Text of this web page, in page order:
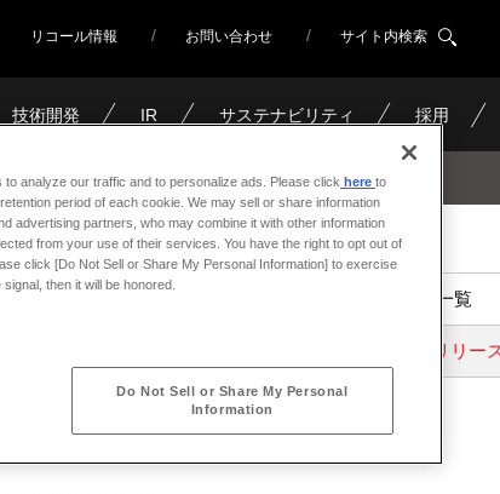
リコール情報 お問い合わせ サイト内検索
技術開発 IR サステナビリティ 採用
ニュース一覧
プレスリリー
analyze our traffic and to personalize ads. Please click here to
period of each cookie. We may sell or share information
advertising partners, who may combine it with other information
from your use of their services. You have the right to opt out of
click [Do Not Sell or Share My Personal Information] to exercise
then it will be honored.
Do Not Sell or Share My Personal
Information